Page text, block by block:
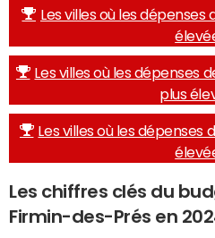
Les villes où les
Les villes où les dépenses
plus
Les villes où les dépenses
Les chiffres clés du
Firmin-des-Prés en